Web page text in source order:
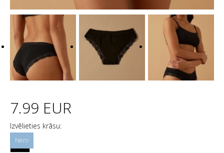
7.99 EUR
Izvēlieties krāsu: